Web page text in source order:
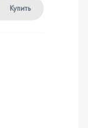
Купить